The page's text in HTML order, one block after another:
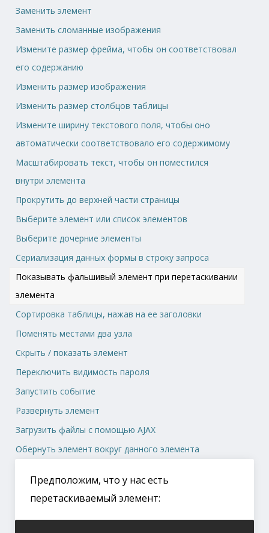
Заменить элемент
Заменить сломанные изображения
Измените размер фрейма, чтобы он соответствовал
его содержанию
Изменить размер изображения
Изменить размер столбцов таблицы
Измените ширину текстового поля, чтобы оно
автоматически соответствовало его содержимому
Масштабировать текст, чтобы он поместился
внутри элемента
Прокрутить до верхней части страницы
Выберите элемент или список элементов
Выберите дочерние элементы
Сериализация данных формы в строку запроса
Показывать фальшивый элемент при перетаскивании
элемента
Сортировка таблицы, нажав на ее заголовки
Поменять местами два узла
Скрыть / показать элемент
Переключить видимость пароля
Запустить событие
Развернуть элемент
Загрузить файлы с помощью AJAX
Обернуть элемент вокруг данного элемента
Предположим, что у нас есть
перетаскиваемый элемент: